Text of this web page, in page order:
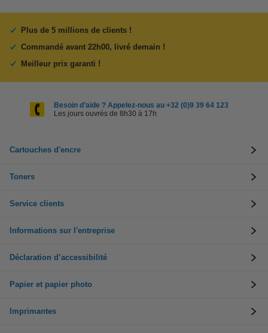
Plus de 5 millions de clients !
Commandé avant 22h00, livré demain !
Meilleur prix garanti !
Besoin d’aide ? Appelez-nous au +32 (0)9 39 64 123
Les jours ouvrés de 8h30 à 17h
Cartouches d'encre
Toners
Service clients
Informations sur l'entreprise
Déclaration d’accessibilité
Papier et papier photo
Imprimantes